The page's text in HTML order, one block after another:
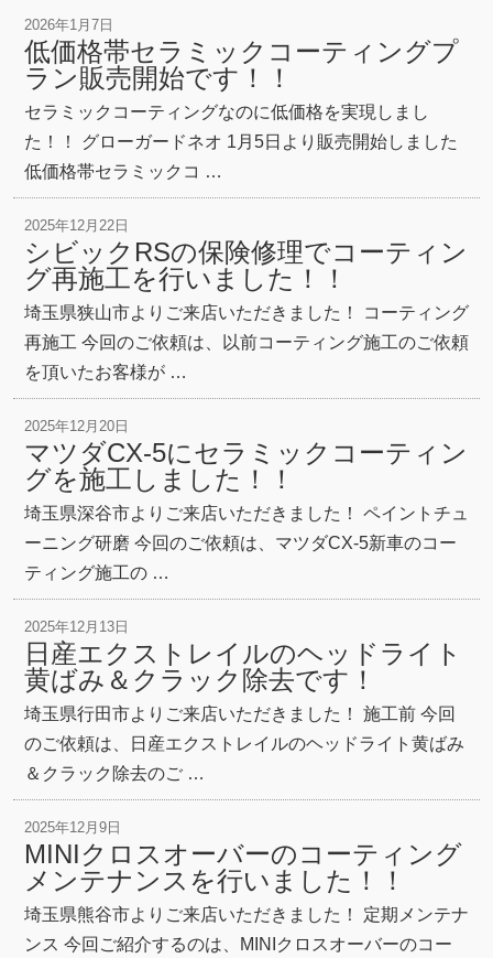
2026年1月7日
低価格帯セラミックコーティングプ
ラン販売開始です！！
セラミックコーティングなのに低価格を実現しまし
た！！ グローガードネオ 1月5日より販売開始しました
低価格帯セラミックコ …
2025年12月22日
シビックRSの保険修理でコーティン
グ再施工を行いました！！
埼玉県狭山市よりご来店いただきました！ コーティング
再施工 今回のご依頼は、以前コーティング施工のご依頼
を頂いたお客様が …
2025年12月20日
マツダCX-5にセラミックコーティン
グを施工しました！！
埼玉県深谷市よりご来店いただきました！ ペイントチュ
ーニング研磨 今回のご依頼は、マツダCX-5新車のコー
ティング施工の …
2025年12月13日
日産エクストレイルのヘッドライト
黄ばみ＆クラック除去です！
埼玉県行田市よりご来店いただきました！ 施工前 今回
のご依頼は、日産エクストレイルのヘッドライト黄ばみ
＆クラック除去のご …
2025年12月9日
MINIクロスオーバーのコーティング
メンテナンスを行いました！！
埼玉県熊谷市よりご来店いただきました！ 定期メンテナ
ンス 今回ご紹介するのは、MINIクロスオーバーのコー